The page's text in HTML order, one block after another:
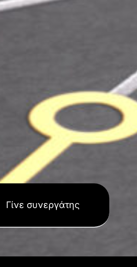
Γίνε συνεργάτης